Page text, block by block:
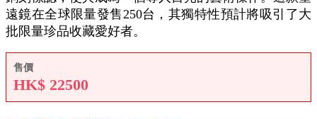
遠鏡在全球限量發售250台，其獨特性預計將吸引了大
批限量珍品收藏愛好者。
售價
HK$ 22500